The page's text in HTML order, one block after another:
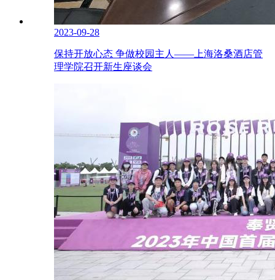
2023-09-28
保持开放心态 争做校园主人——上海洛桑酒店管
理学院召开新生座谈会